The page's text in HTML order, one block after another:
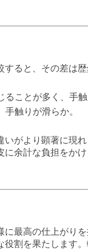
ると、その差は歴
ることが多く、手
手触りが滑らか。
がより顕著に現
余計な負担をかけ
最高の仕上がり
割を果たします